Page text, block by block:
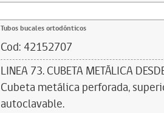
Tubos bucales ortodónticos
Cod: 42152707
LINEA 73. CUBETA METÁLICA
Cubeta metálica perforada,
autoclavable.